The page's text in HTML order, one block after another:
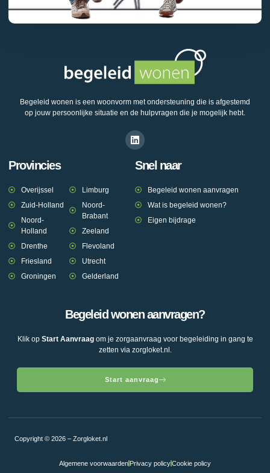
Begeleid wonen is een woonvorm met ondersteuning die is afgestemd
op jouw persoonlijke situatie en de hulpvragen die je mogelijk hebt.
Provincies
Overijssel
Zuid-Holland
Noord-
Holland
Drenthe
Friesland
Groningen
Limburg
Noord-
Brabant
Zeeland
Flevoland
Utrecht
Gelderland
Snel naar
Begeleid wonen aanvragen
Wat is begeleid wonen?
Eigen bijdrage
Begeleid wonen aanvragen?
Klik op Start Aanvraagom je zorgaanvraag voor begeleiding in gang te
zetten via zorgloket.nl.
Start aanvraag
Copyright © 2026 – Zorgloket.nl
Algemene voorwaarden Privacy policyCookie policy